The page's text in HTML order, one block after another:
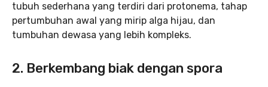
tubuh sederhana yang terdiri dari protonema, tahap
pertumbuhan awal yang mirip alga hijau, dan
tumbuhan dewasa yang lebih kompleks.
2. Berkembang biak dengan spora